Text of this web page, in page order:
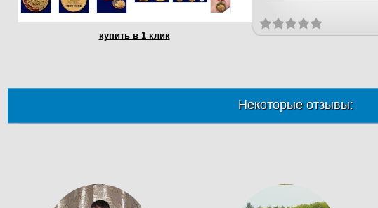
купить в 1 клик
Некоторые отзывы: